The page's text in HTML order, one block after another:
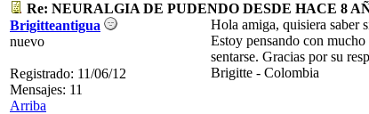
Re: NEURALGIA DE PUDENDO DESDE HACE 8
Brigitteantigua
nuevo
Registrado: 11/06/12
Mensajes: 11
Hola amiga, quisiera saber
Estoy pensando con
sentarse. Gracias por su
Brigitte - Colombia
Arriba